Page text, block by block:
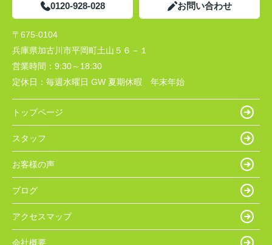
0120-928-028 お問い合わせ
〒675-0104
兵庫県加古川市平岡町土山５６－１
営業時間： 9:30～18:30
定休日： 毎週水曜日 GW 夏期休暇 年末年始
トップページ
スタッフ
お客様の声
ブログ
アクセスマップ
会社概要